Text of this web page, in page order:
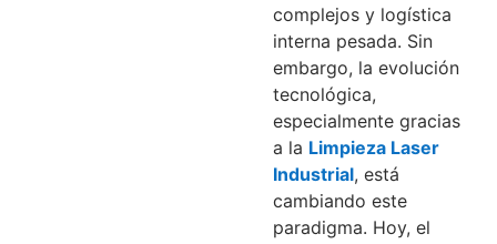
complejos y logística
interna pesada. Sin
embargo, la evolución
tecnológica,
especialmente gracias
a la Limpieza Laser
Industrial, está
cambiando este
paradigma. Hoy, el